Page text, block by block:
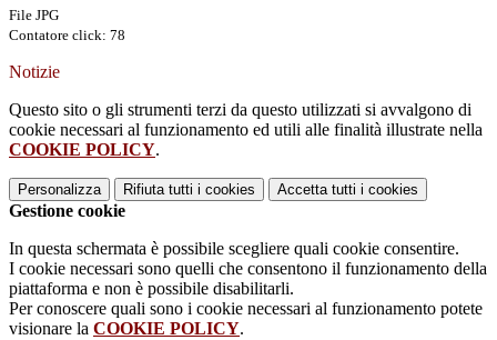
File JPG
Contatore click: 78
Notizie
Questo sito o gli strumenti terzi da questo utilizzati si avvalgono di
cookie necessari al funzionamento ed utili alle finalità illustrate nella
COOKIE POLICY.
Personalizza Rifiuta tutti i cookies Accetta tutti i cookies
Gestione cookie
In questa schermata è possibile scegliere quali cookie consentire.
I cookie necessari sono quelli che consentono il funzionamento della
piattaforma e non è possibile disabilitarli.
Per conoscere quali sono i cookie necessari al funzionamento potete
visionare la COOKIE POLICY.